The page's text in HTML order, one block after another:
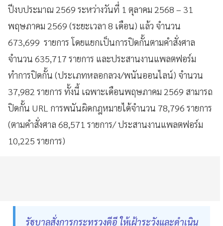
ปีงบประมาณ 2569 ระหว่างวันที่ 1 ตุลาคม 2568 – 31
พฤษภาคม 2569 (ระยะเวลา 8 เดือน) แล้ว จำนวน
673,699 รายการ โดยแยกเป็นการปิดกั้นตามคำสั่งศาล
จำนวน 635,717 รายการ และประสานงานแพลตฟอร์ม
ทำการปิดกั้น (ประเภทหลอกลวง/พนันออนไลน์) จำนวน
37,982 รายการ ทั้งนี้ เฉพาะเดือนพฤษภาคม 2569 สามารถ
ปิดกั้น URL การพนันผิดกฎหมายได้จำนวน 78,796 รายการ
(ตามคำสั่งศาล 68,571 รายการ/ ประสานงานแพลตฟอร์ม
10,225 รายการ)
รัฐบาลสั่งการกระทรวงดีอี ให้เฝ้าระวังและดำเนิน